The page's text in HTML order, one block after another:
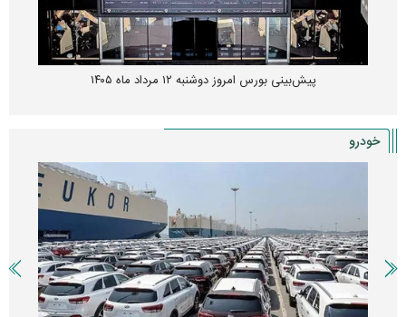
پیش‌بینی بورس امروز دوشنبه ۱۲ مرداد ماه ۱۴۰۵
خودرو